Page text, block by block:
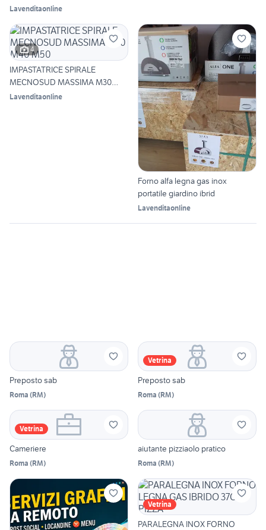
TOP
Lavenditaonline
4
IMPASTATRICE SPIRALE
MECNOSUD MASSIMA M30
M40 M50
Lavenditaonline
Forno alfa legna gas inox
portatile giardino ibrid
Lavenditaonline
Preposto sab
Roma (RM)
Vetrina
Preposto sab
Roma (RM)
Vetrina
Cameriere
Roma (RM)
aiutante pizziaolo pratico
Roma (RM)
Vetrina
PARALEGNA INOX FORNO